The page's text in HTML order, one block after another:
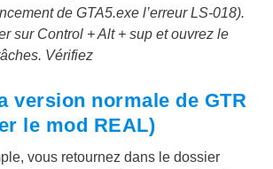
de GTA5.exe l’erreur LS-018).
sur Control + Alt + sup et ouvrez le
Vérifiez
version normale de GTR
le mod REAL)
vous retournez dans le dossier